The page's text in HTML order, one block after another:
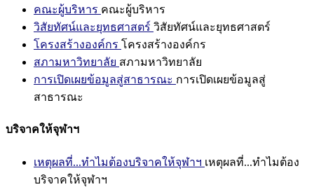
คณะผู้บริหาร คณะผู้บริหาร
วิสัยทัศน์และยุทธศาสตร์ วิสัยทัศน์และยุทธศาสตร์
โครงสร้างองค์กร โครงสร้างองค์กร
สภามหาวิทยาลัย สภามหาวิทยาลัย
การเปิดเผยข้อมูลสู่สาธารณะ การเปิดเผยข้อมูลสู่
สาธารณะ
บริจาคให้จุฬาฯ
เหตุผลที่...ทำไมต้องบริจาคให้จุฬาฯ เหตุผลที่...ทำไมต้อง
บริจาคให้จุฬาฯ